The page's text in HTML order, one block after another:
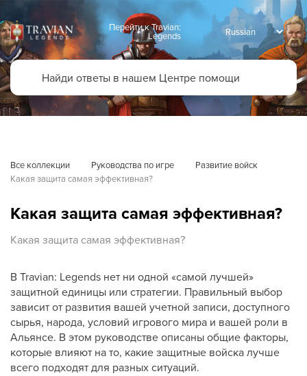
Перейти к Travian:
Legends
Все коллекции Руководства по игре
Развитие войск
Какая защита самая эффективная?
Какая защита самая эффективная?
Какая защита самая эффективная?
В Travian: Legends нет ни одной «самой лучшей»
защитной единицы или стратегии. Правильный выбор
зависит от развития вашей учетной записи, доступного
сырья, народа, условий игрового мира и вашей роли в
Альянсе. В этом руководстве описаны общие факторы,
которые влияют на то, какие защитные войска лучше
всего подходят для разных ситуаций.